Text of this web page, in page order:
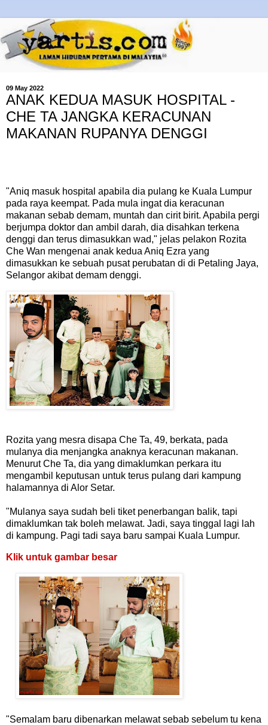
09 May 2022
ANAK KEDUA MASUK HOSPITAL -
CHE TA JANGKA KERACUNAN
MAKANAN RUPANYA DENGGI
"Aniq masuk hospital apabila dia pulang ke Kuala Lumpur
pada raya keempat. Pada mula ingat dia keracunan
makanan sebab demam, muntah dan cirit birit. Apabila pergi
berjumpa doktor dan ambil darah, dia disahkan terkena
denggi dan terus dimasukkan wad," jelas pelakon Rozita
Che Wan mengenai anak kedua Aniq Ezra yang
dimasukkan ke sebuah pusat perubatan di di Petaling Jaya,
Selangor akibat demam denggi.
Rozita yang mesra disapa Che Ta, 49, berkata, pada
mulanya dia menjangka anaknya keracunan makanan.
Menurut Che Ta, dia yang dimaklumkan perkara itu
mengambil keputusan untuk terus pulang dari kampung
halamannya di Alor Setar.
"Mulanya saya sudah beli tiket penerbangan balik, tapi
dimaklumkan tak boleh melawat. Jadi, saya tinggal lagi lah
di kampung. Pagi tadi saya baru sampai Kuala Lumpur.
Klik untuk gambar besar
"Semalam baru dibenarkan melawat sebab sebelum tu kena